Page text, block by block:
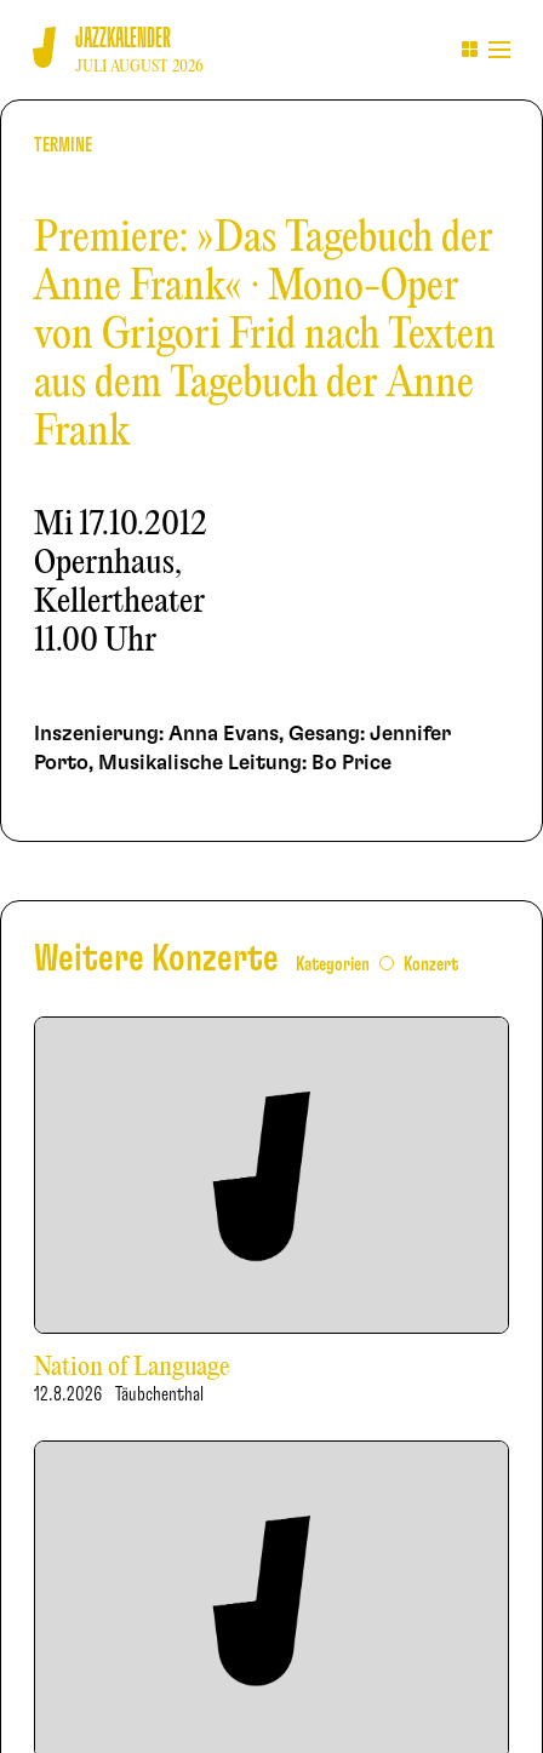
JAZZKALENDER
JULI AUGUST 2026
TERMINE
Premiere: »Das Tagebuch der
Anne Frank« · Mono-Oper
von Grigori Frid nach Texten
aus dem Tagebuch der Anne
Frank
Mi17.10.2012
Opernhaus,
Kellertheater
11.00 Uhr
Inszenierung: Anna Evans, Gesang: Jennifer
Porto, Musikalische Leitung: Bo Price
Weitere Konzerte Kategorien Konzert
Nation of Language
12.8.2026 Täubchenthal